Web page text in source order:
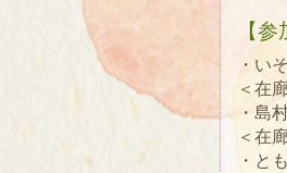
【参
・い
＜在
・島
＜在
・と